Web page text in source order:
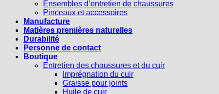
Ensembles d’entretien de chaussures
Pinceaux et accessoires
Manufacture
Matières premières naturelles
Durabilité
Personne de contact
Boutique
Entretien des chaussures et du cuir
Imprégnation du cuir
Graisse pour joints
Huile de cuir